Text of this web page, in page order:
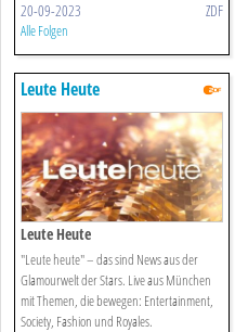
20-09-2023 ZDF
Alle Folgen
Leute Heute
Leute Heute
"Leute heute" – das sind News aus der
Glamourwelt der Stars. Live aus München
mit Themen, die bewegen: Entertainment,
Society, Fashion und Royales.